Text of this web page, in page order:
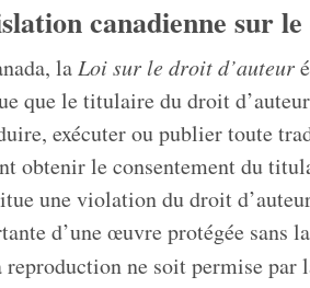
canadienne sur
la Loi sur le droit d’auteur
que le titulaire du droit
exécuter ou publier toute
obtenir le consentement du
une violation du droit
d’une œuvre protégée sans
reproduction ne soit permise par